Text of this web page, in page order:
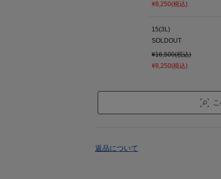
¥8,250(税込)
15(3L)
SOLDOUT
¥16,500(税込)
¥8,250(税込)
返品について